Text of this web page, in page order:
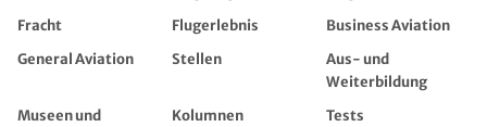
Fracht
Flugerlebnis
Business Aviation
General Aviation
Stellen
Aus- und
Weiterbildung
Museen und
Kolumnen Tests